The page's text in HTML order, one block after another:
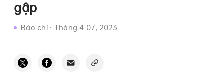
gập
Báo chí· Tháng 4 07, 2023